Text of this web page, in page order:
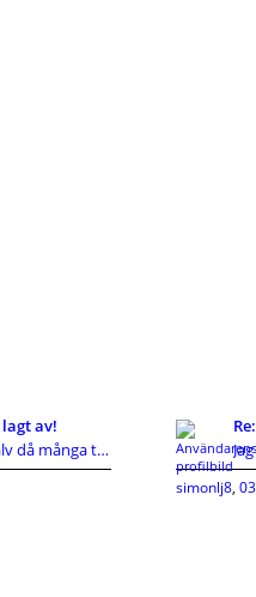
av!
Kan svara mig själv då många tyvärr inte gör det d
simonlj8,